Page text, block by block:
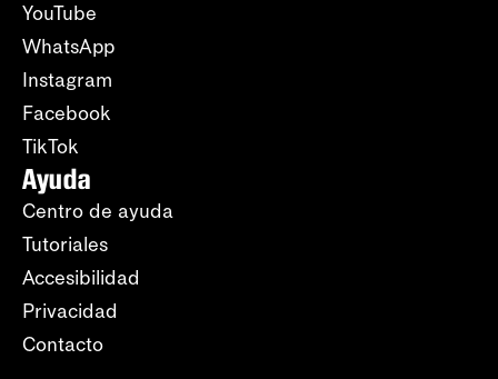
YouTube
WhatsApp
Instagram
Facebook
TikTok
Ayuda
Centro de ayuda
Tutoriales
Accesibilidad
Privacidad
Contacto